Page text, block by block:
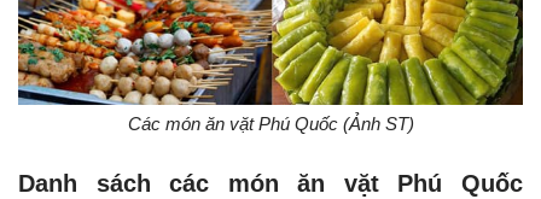
Các món ăn vặt Phú Quốc (Ảnh ST)
Danh sách các món ăn vặt Phú Quốc